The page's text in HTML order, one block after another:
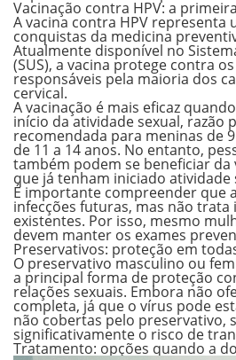
Vacinação contra HPV: a
A vacina contra HPV representa
conquistas da medicina
Atualmente disponível no
(SUS), a vacina protege contra
responsáveis pela maioria dos
cervical.
A vacinação é mais eficaz
início da atividade sexual, razão
recomendada para meninas de
de 11 a 14 anos. No entanto,
também podem se beneficiar da
que já tenham iniciado atividade
É importante compreender que
infecções futuras, mas não trata
existentes. Por isso, mesmo
devem manter os exames
Preservativos: proteção em
O preservativo masculino ou
a principal forma de proteção
relações sexuais. Embora não
completa, já que o vírus pode
não cobertas pelo preservativo,
significativamente o risco de
Tratamento: opções quando a